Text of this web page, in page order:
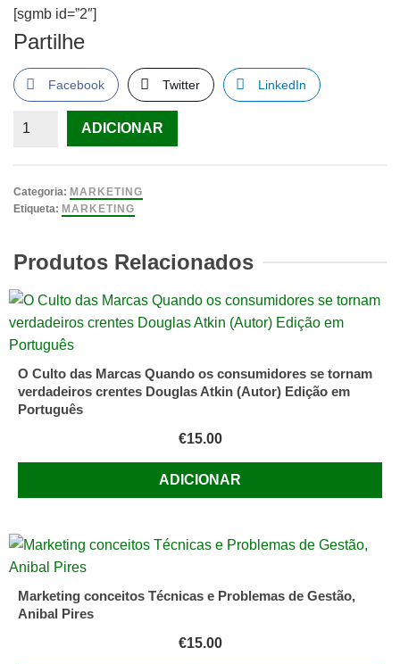
[sgmb id=”2″]
Partilhe
Facebook Twitter LinkedIn
Quantidade
Ter
Lucro
Mudar
Mundo
CONLEY,
CHIP
E
FRIENDENWALD
FI
ADICIONAR
Categoria: MARKETING
Etiqueta: MARKETING
Produtos Relacionados
O Culto das Marcas Quando os consumidores se tornam
verdadeiros crentes Douglas Atkin (Autor) Edição em
Português
€15.00
ADICIONAR
Marketing conceitos Técnicas e Problemas de Gestão,
Anibal Pires
€15.00